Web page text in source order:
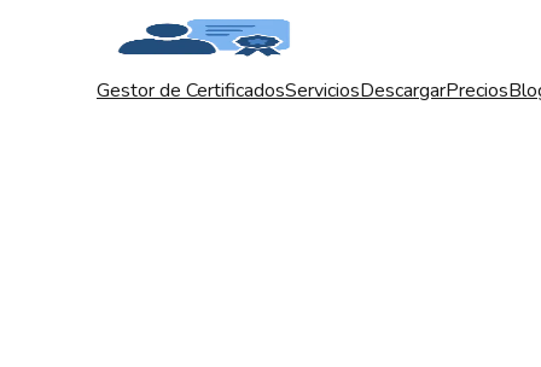
Gestor de CertificadosServiciosDescargarPrecios